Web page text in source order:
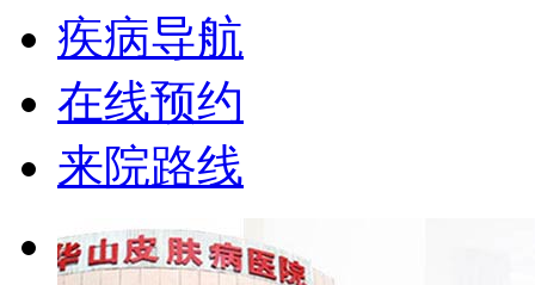
疾病导航
在线预约
来院路线